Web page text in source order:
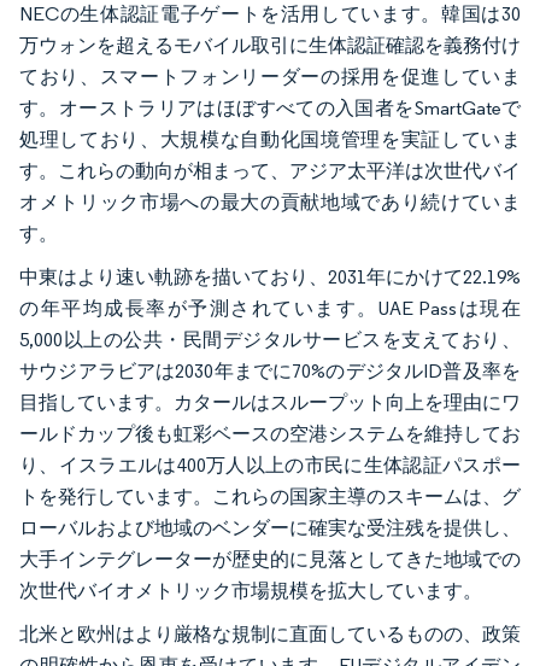
NECの生体認証電子ゲートを活用しています。韓国は30
万ウォンを超えるモバイル取引に生体認証確認を義務付け
ており、スマートフォンリーダーの採用を促進していま
す。オーストラリアはほぼすべての入国者をSmartGateで
処理しており、大規模な自動化国境管理を実証していま
す。これらの動向が相まって、アジア太平洋は次世代バイ
オメトリック市場への最大の貢献地域であり続けていま
す。
中東はより速い軌跡を描いており、2031年にかけて22.19%
の年平均成長率が予測されています。UAE Passは現在
5,000以上の公共・民間デジタルサービスを支えており、
サウジアラビアは2030年までに70%のデジタルID普及率を
目指しています。カタールはスループット向上を理由にワ
ールドカップ後も虹彩ベースの空港システムを維持してお
り、イスラエルは400万人以上の市民に生体認証パスポー
トを発行しています。これらの国家主導のスキームは、グ
ローバルおよび地域のベンダーに確実な受注残を提供し、
大手インテグレーターが歴史的に見落としてきた地域での
次世代バイオメトリック市場規模を拡大しています。
北米と欧州はより厳格な規制に直面しているものの、政策